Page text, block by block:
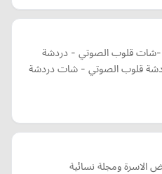
قلوب الصوتي - دردشة
قلوب الصوتي - شات دردشة
الاسرة ومجلة نسائية